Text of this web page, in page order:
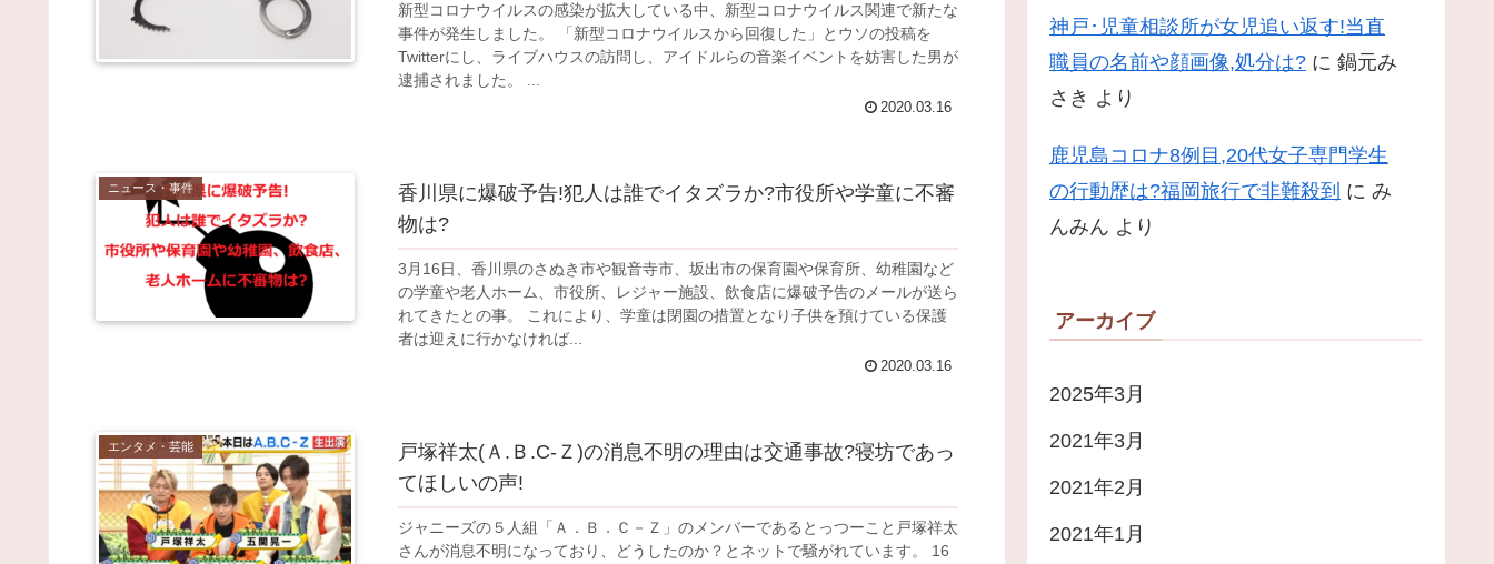
新型コロナウイルスの感染が拡大している中、新型コロナウイルス関連で新たな
事件が発生しました。 「新型コロナウイルスから回復した」とウソの投稿を
Twitterにし、ライブハウスの訪問し、アイドルらの音楽イベントを妨害した男が
逮捕されました。 ...
2020.03.16
ニュース・事件
香川県に爆破予告!犯人は誰でイタズラか?市役所や学童に不審
物は?
3月16日、香川県のさぬき市や観音寺市、坂出市の保育園や保育所、幼稚園など
の学童や老人ホーム、市役所、レジャー施設、飲食店に爆破予告のメールが送ら
れてきたとの事。 これにより、学童は閉園の措置となり子供を預けている保護
者は迎えに行かなければ...
2020.03.16
エンタメ・芸能
戸塚祥太(Ａ.Ｂ.C-Ｚ)の消息不明の理由は交通事故?寝坊であっ
てほしいの声!
ジャニーズの５人組「Ａ．Ｂ．Ｃ－Ｚ」のメンバーであるとっつーこと戸塚祥太
さんが消息不明になっており、どうしたのか？とネットで騒がれています。 16
神戸･児童相談所が女児追い返す!当直
職員の名前や顔画像,処分は? に 鍋元み
さき より
鹿児島コロナ8例目,20代女子専門学生
の行動歴は?福岡旅行で非難殺到 に み
んみん より
アーカイブ
2025年3月
2021年3月
2021年2月
2021年1月